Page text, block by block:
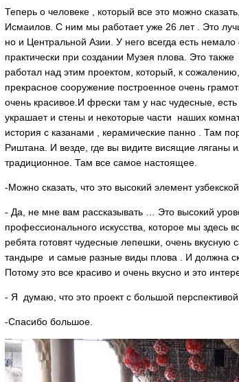
Теперь о человеке , который все это можно
Исмаилов. С ним мы работает уже 26 лет . Это
но и Центральной Азии. У него всегда есть
практически при создании Музея плова. Это
работал над этим проектом, который, к
прекрасное сооружение построенное очень
очень красивое.И фрески там у нас чудесные,
украшает и стены и некоторые части наших
история с казанами , керамические панно . Там
Риштана. И везде, где вы видите висящие ляганы
традиционное. Там все самое настоящее.
-Можно сказать, что это высокий элемент узбекской
- Да, не мне вам рассказывать … Это высокий
профессионального искусства, которое мы
ребята готовят чудесные лепешки, очень
тандыре и самые разные виды плова . И должна
Потому это все красиво и очень вкусно и это
- Я думаю, что это проект с большой перспективой
-Спасибо большое.